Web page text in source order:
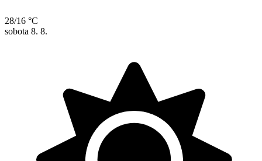
28/16 °C
sobota 8. 8.